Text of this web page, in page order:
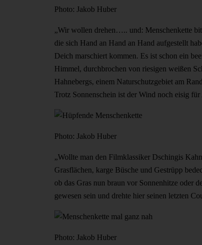
Photo: Jakob Huber
„Wir wollen drehen….. und: Menschenkette
die sich Hand an Hand an Hand aufgestellt
Deich marschiert kommen. Es ist schon ein
Himmel, durchbrochen von riesigen weißen
Hahnebergs, einem Naturschutzgebiet am
Trotz Sonnenschein ist der Wind noch eisig
Photo: Jakob Huber
„Wollte man den Filmklassiker Dschingis
Grasflächen, karge Büsche und Gestrüpp
ob das Gras nun braun vor Sonnenhitze oder
gewesen sein und drehte hier seinen letzten
Photo: Jakob Huber